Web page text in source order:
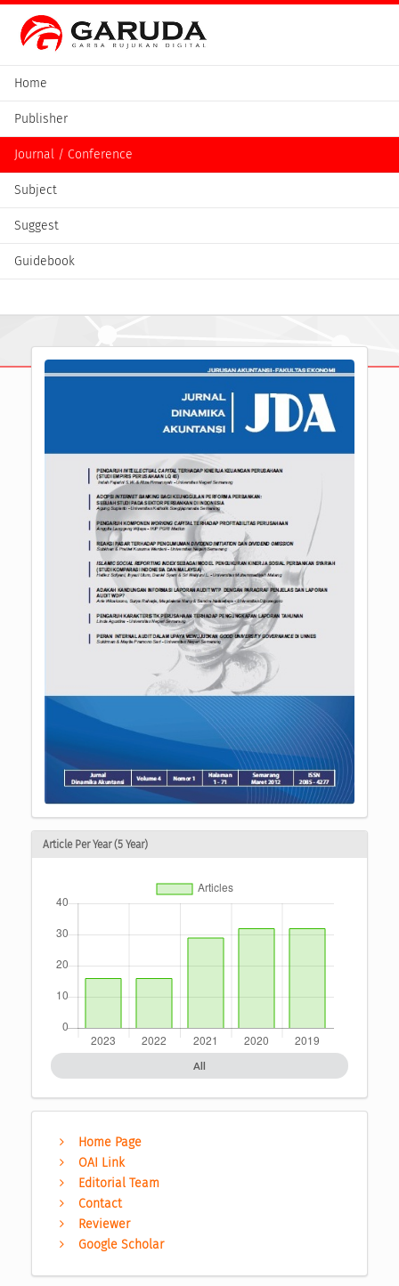
Home
Publisher
Journal / Conference
Subject
Suggest
Guidebook
Article Per Year (5 Year)
All
Home Page
OAI Link
Editorial Team
Contact
Reviewer
Google Scholar